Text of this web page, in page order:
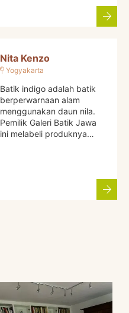
Nita Kenzo
Yogyakarta
Batik indigo adalah batik
berperwarnaan alam
menggunakan daun nila.
Pemilik Galeri Batik Jawa
ini melabeli produknya…